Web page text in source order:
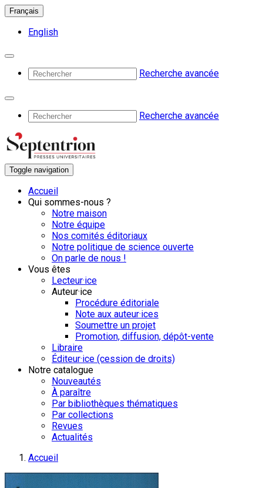
Français
English
Recherche avancée
Recherche avancée
Toggle navigation
Accueil
Qui sommes-nous ?
Notre maison
Notre équipe
Nos comités éditoriaux
Notre politique de science ouverte
On parle de nous !
Vous êtes
Lecteur·ice
Auteur·ice
Procédure éditoriale
Note aux auteur·ices
Soumettre un projet
Promotion, diffusion, dépôt-vente
Libraire
Éditeur·ice (cession de droits)
Notre catalogue
Nouveautés
À paraître
Par bibliothèques thématiques
Par collections
Revues
Actualités
Accueil